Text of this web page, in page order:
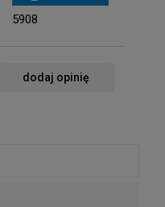
5908
dodaj opinię